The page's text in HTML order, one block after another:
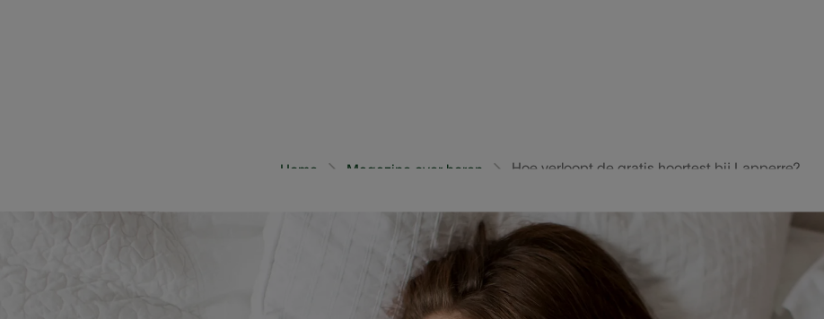
Hoe verloopt de gratis hoortest bij Lapperre?
Magazine over horen
Home
Goed kunnen horen is een plezier, maar door beschadiging van de haarcellen in
je gehoor soms achteruitgaan. Twijfel je soms over je gehoor? Laat dan een
hoorcentrum bij jou in de buurt. Onze audiciens vertellen je er alles over.